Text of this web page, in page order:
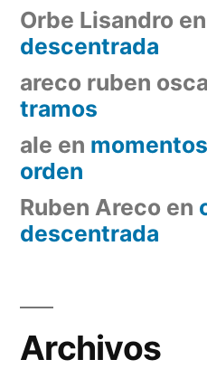
Orbe Lisandro en
descentrada
areco ruben
tramos
ale en
orden
Ruben Areco en
descentrada
Archivos